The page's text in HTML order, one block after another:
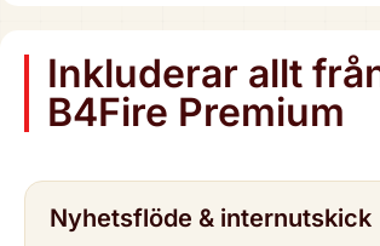
Inklu­de­rar allt
B4Fire Premium
Nyhets­flö­de & inter­nut­skick